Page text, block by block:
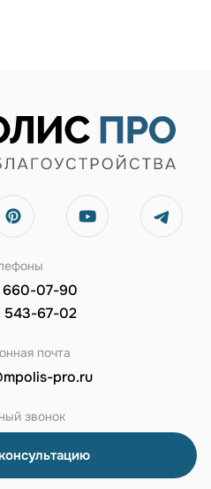
660-07-90
543-67-02
почта
pro.ru
звонок